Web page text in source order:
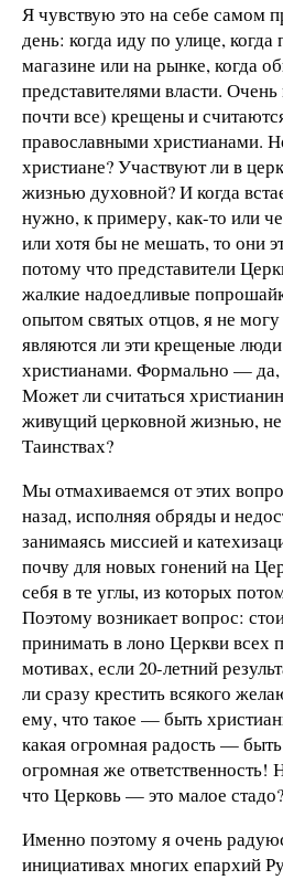
Я чувствую это на себе самом
день: когда иду по улице,
магазине или на рынке, когда
представителями власти.
почти все) крещены и
православными христианами.
христиане? Участвуют ли в
жизнью духовной? И когда
нужно, к примеру, как-то или
или хотя бы не мешать, то они
потому что представители
жалкие надоедливые
опытом святых отцов, я не
являются ли эти крещеные
христианами. Формально — да,
Может ли считаться
живущий церковной жизнью,
Таинствах?
Мы отмахиваемся от этих
назад, исполняя обряды и
занимаясь миссией и
почву для новых гонений на
себя в те углы, из которых
Поэтому возникает вопрос:
принимать в лоно Церкви всех
мотивах, если 20-летний
ли сразу крестить всякого
ему, что такое — быть
какая огромная радость —
огромная же ответственность!
что Церковь — это малое
Именно поэтому я очень
инициативах многих епархий